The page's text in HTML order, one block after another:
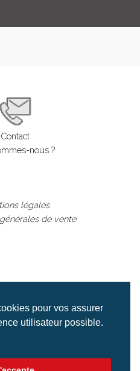
pour vos assurer
utilisateur possible.
Contact
nous ?
légales
de vente